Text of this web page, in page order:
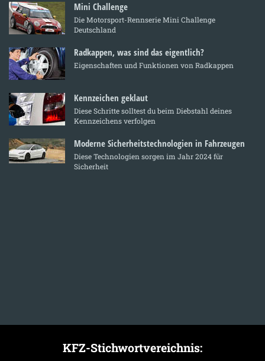
Mini Challenge
Die Motorsport-Rennserie Mini Challenge
Deutschland
Radkappen, was sind das eigentlich?
Eigenschaften und Funktionen von Radkappen
Kennzeichen geklaut
Diese Schritte solltest du beim Diebstahl deines
Kennzeichens verfolgen
Moderne Sicherheitstechnologien in Fahrzeugen
Diese Technologien sorgen im Jahr 2024 für
Sicherheit
KFZ-Stichwortvereichnis: